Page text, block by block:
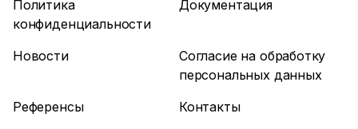
Политика
конфиденциальности
Документация
Новости
Согласие на обработку
персональных данных
Референсы
Контакты